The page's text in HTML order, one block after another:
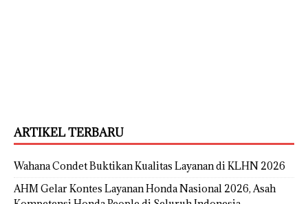
ARTIKEL TERBARU
Wahana Condet Buktikan Kualitas Layanan di KLHN 2026
AHM Gelar Kontes Layanan Honda Nasional 2026, Asah